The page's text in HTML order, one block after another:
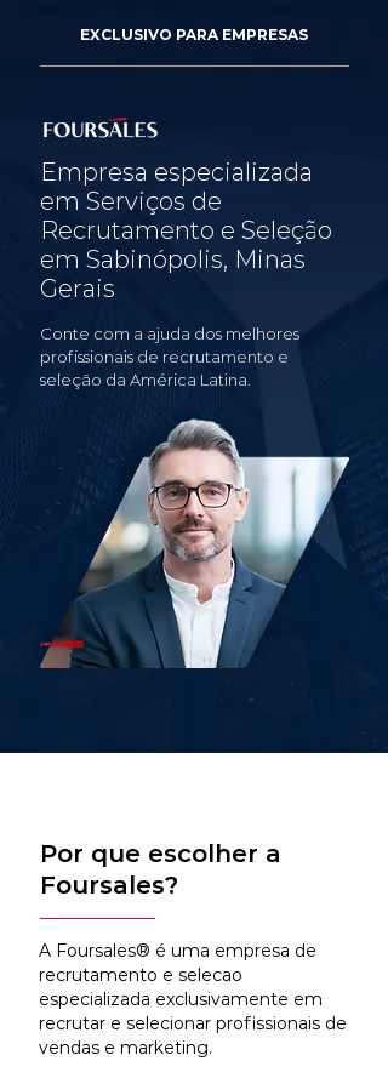
EXCLUSIVO PARA EMPRESAS
Empresa especializada
em Serviços de
Recrutamento e Seleção
em Sabinópolis, Minas
Gerais
Conte com a ajuda dos melhores
profissionais de recrutamento e
seleção da América Latina.
Por que escolher a
Foursales?
A Foursales® é uma empresa de
recrutamento e selecao
especializada exclusivamente em
recrutar e selecionar profissionais de
vendas e marketing.